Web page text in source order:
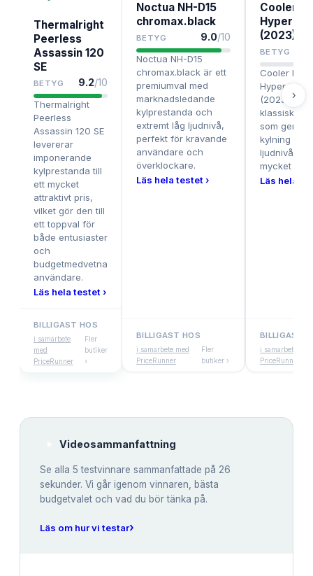
Thermalright
Peerless
Assassin 120
SE
BETYG 9.2/10
Thermalright
Peerless
Assassin 120 SE
levererar
imponerande
kylprestanda till
ett mycket
attraktivt pris,
vilket gör den till
ett toppval för
både entusiaster
och
budgetmedvetna
användare.
Läs hela testet ›
BILLIGAST HOS
i samarbete
med
PriceRunner
Fler
butiker
›
Noctua NH-D15
chromax.black
BETYG 9.0/10
Noctua NH-D15
chromax.black är ett
premiumval med
marknadsledande
kylprestanda och
extremt låg ljudnivå,
perfekt för krävande
användare och
överklockare.
Läs hela testet ›
BILLIGAST HOS
i samarbete med
PriceRunner
Fler
butiker ›
Cooler
Hyper
(2023)
BETYG
Cooler
Hyper 212
(2023) är
klassiskt
som ger
kylning och
ljudnivå till
mycket lågt
Läs hela
BILLIGAST
i samarbete med
PriceRunner
›
Videosammanfattning
Se alla 5 testvinnare sammanfattade på 26
sekunder. Vi går igenom vinnaren, bästa
budgetvalet och vad du bör tänka på.
Läs om hur vi testar›